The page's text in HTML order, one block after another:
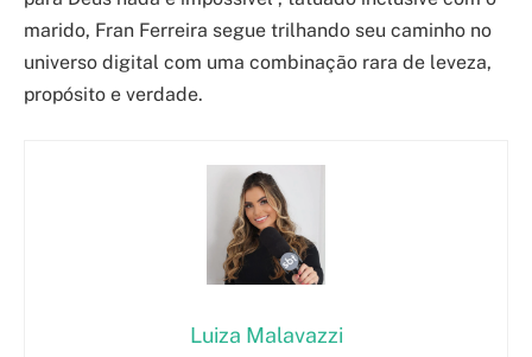
marido, Fran Ferreira segue trilhando seu caminho no
universo digital com uma combinação rara de leveza,
propósito e verdade.
Luiza Malavazzi